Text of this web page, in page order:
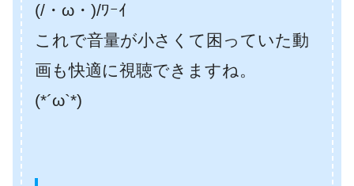
(/・ω・)/ﾜｰｲ
これで音量が小さくて困っていた動
画も快適に視聴できますね。
(*´ω`*)